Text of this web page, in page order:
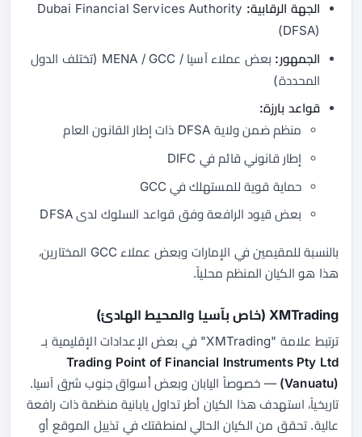
الجهة الرقابية: Dubai Financial Services Authority
(DFSA)
الجمهور:
بعض عملاء آسيا / MENA / GCC (تختلف الدول
المحددة)
قواعد بارزة:
منظم ضمن ولاية DFSA ذات إطار القانون العام
إطار قانوني قائم في DIFC
حماية قوية للمستهلك في GCC
بعض قيود الرافعة وفق قواعد السلوك لدى DFSA
بالنسبة للمقيمين في الإمارات وبعض عملاء GCC المختارين،
هذا هو الكيان المنظم محلياً.
XMTrading (خاص بآسيا والمحيط الهادئ)
ترتبط علامة "XMTrading" في بعض الإعدادات الإقليمية بـ
Trading Point of Financial Instruments Pty Ltd
(Vanuatu) — خصوصاً اليابان وبعض أسواق جنوب شرق آسيا.
تاريخياً، استهدف هذا الكيان أطر تداول يابانية منظمة ذات رافعة
عالية. تحقق من الكيان الحالي لمنطقتك في تذييل الموقع أو